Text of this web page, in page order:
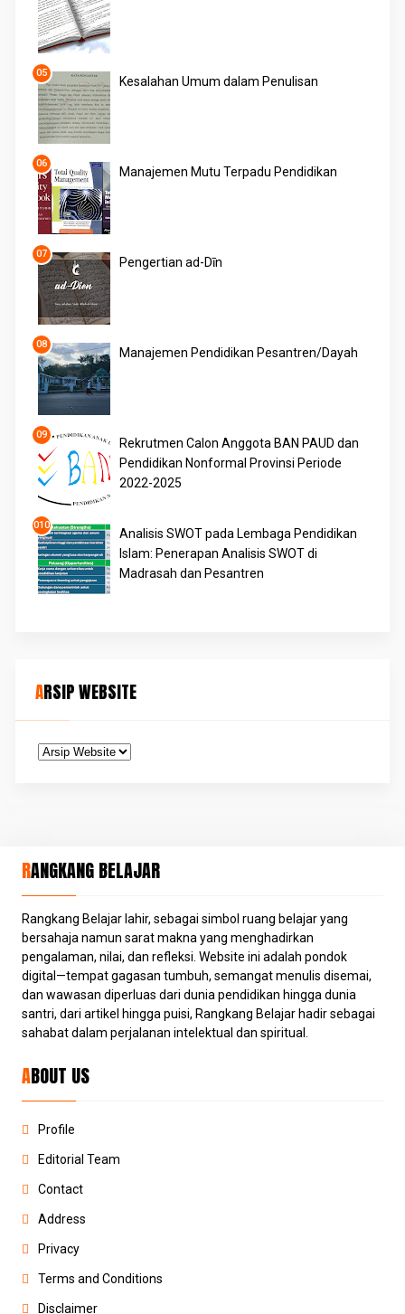
Kesalahan Umum dalam Penulisan
Manajemen Mutu Terpadu Pendidikan
Pengertian ad-Dīn
Manajemen Pendidikan Pesantren/Dayah
Rekrutmen Calon Anggota BAN PAUD dan
Pendidikan Nonformal Provinsi Periode
2022-2025
Analisis SWOT pada Lembaga Pendidikan
Islam: Penerapan Analisis SWOT di
Madrasah dan Pesantren
ARSIP WEBSITE
RANGKANG BELAJAR
Rangkang Belajar lahir, sebagai simbol ruang belajar yang
bersahaja namun sarat makna yang menghadirkan
pengalaman, nilai, dan refleksi. Website ini adalah pondok
digital—tempat gagasan tumbuh, semangat menulis disemai,
dan wawasan diperluas dari dunia pendidikan hingga dunia
santri, dari artikel hingga puisi, Rangkang Belajar hadir sebagai
sahabat dalam perjalanan intelektual dan spiritual.
ABOUT US
Profile
Editorial Team
Contact
Address
Privacy
Terms and Conditions
Disclaimer